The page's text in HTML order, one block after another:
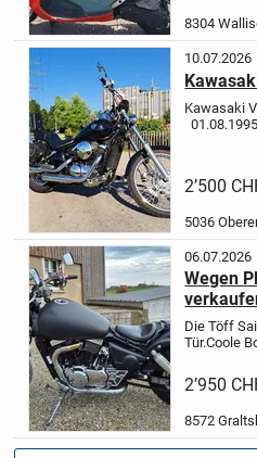
8304
10.07.2026
Kawasaki
01.08.1995
2’500
5036
06.07.2026
Wegen
Suzuki
Die Töff
Tür.Coole
Jahrgang
Bobber-
km...
2’950
8572